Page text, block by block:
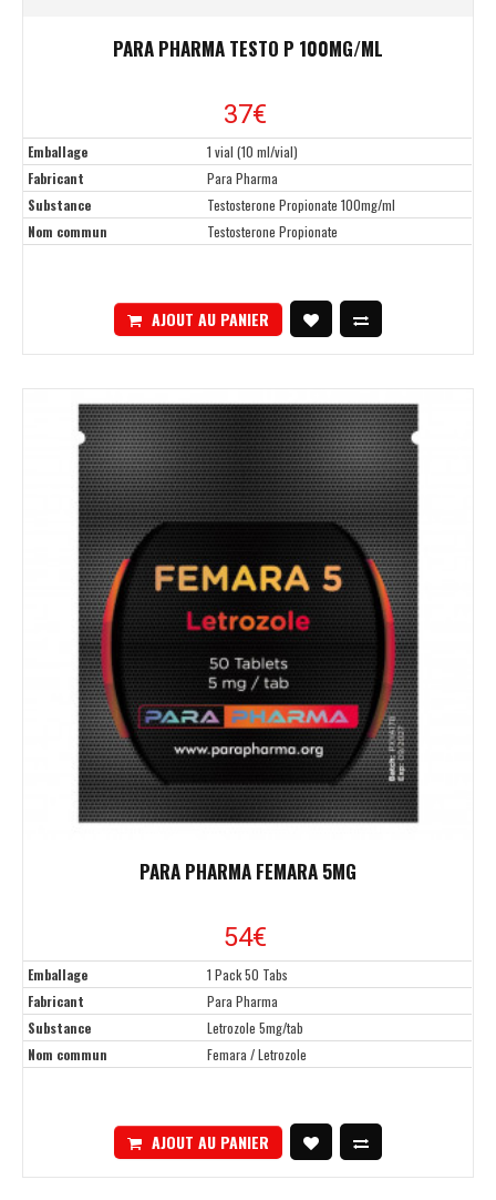
PARA PHARMA TESTO P 100MG/ML
37€
Emballage
1 vial (10 ml/vial)
Fabricant
Para Pharma
Substance
Testosterone Propionate 100mg/ml
Nom commun
Testosterone Propionate
AJOUT AU PANIER
PARA PHARMA FEMARA 5MG
54€
Emballage
1 Pack 50 Tabs
Fabricant
Para Pharma
Substance
Letrozole 5mg/tab
Nom commun
Femara / Letrozole
AJOUT AU PANIER